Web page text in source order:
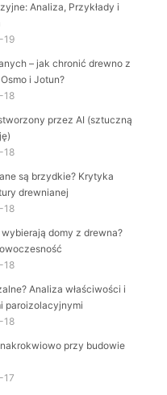
Analiza, Przykłady i
19
– jak chronić drewno z
i Jotun?
18
przez AI (sztuczną
18
są brzydkie? Krytyka
drewnianej
18
domy z drewna?
18
Analiza właściwości i
paroizolacyjnymi
18
przy budowie